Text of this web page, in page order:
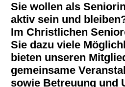
Sie wollen als
aktiv sein und
Im Christlichen
Sie dazu viele
bieten unseren
gemeinsame
sowie Betreuung und